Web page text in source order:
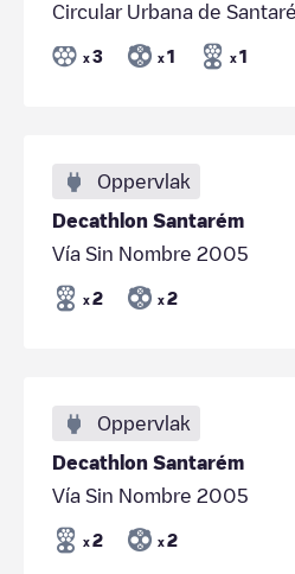
Circular Urbana de
x 3 x 1 x 1
Oppervlak
Decathlon Santarém
Vía Sin Nombre 2005
x 2 x 2
Oppervlak
Decathlon Santarém
Vía Sin Nombre 2005
x 2 x 2